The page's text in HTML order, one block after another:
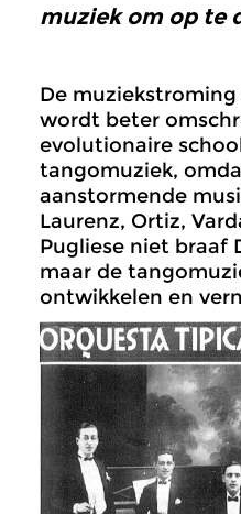
muziek om op te
De
wordt beter
evolutionaire
tangomuziek,
aanstormende
Laurenz, Ortiz,
Pugliese niet braaf
maar de
ontwikkelen en